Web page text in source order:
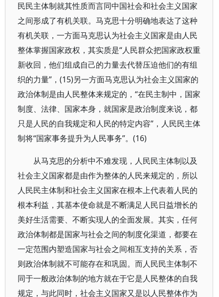
民民主体制就其性质而言同中国社会和社会主义国家
之间形成了有机关联。马克思十分明确地表达了这种
有机关联，一方面马克思认为社会主义国家是由人民
整体掌握国家政权，其实质是“人民群众把国家政权重
新收回，他们组成自己的力量去代替压迫他们的有组
织的力量”，(15)另一方面马克思认为社会主义国家的
政治体制是由人民整体来规定的，“在民主制中，国家
制度、法律、国家本身，就国家是政治制度来说，都
只是人民的自我规定和人民的特定内容”，人民民主体
制将“国家事务提升为人民事务”。(16)
从马克思的分析中不难发现，人民民主体制以及
社会主义国家都是由作为整体的人民来规定的，所以
人民民主体制和社会主义国家在根本上代表着人民的
根本利益，其基本使命就是不断满足人民日益增长的
美好生活需要、不断实现人的全面发展。其实，任何
政治体制都是国家与社会之间的制度化渠道，都要在
一定范围内塑造国家与社会之间相互支持的关系，否
则政治体制就不可能存在和巩固。而人民民主体制不
同于一般政治体制的地方就在于它是人民整体的自我
规定，与此同时，社会主义国家又是以人民整体作为